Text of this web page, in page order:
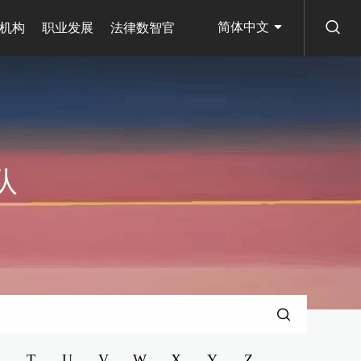
构 职业发展 法律数智官 简体中文